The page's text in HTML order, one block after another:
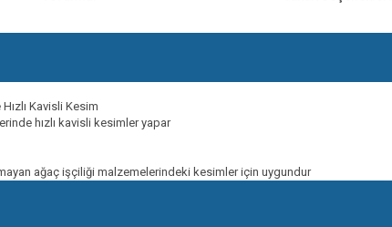
Kavisli Kesim
hızlı kavisli kesimler yapar
ağaç işçiliği malzemelerindeki kesimler için uygundur